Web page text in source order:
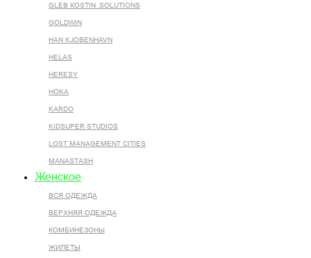
GLEB KOSTIN .SOLUTIONS
GOLDWIN
HAN KJOBENHAVN
HELAS
HERESY
HOKA
KARDO
KIDSUPER STUDIOS
LOST MANAGEMENT CITIES
MANASTASH
Женское
ВСЯ ОДЕЖДА
ВЕРХНЯЯ ОДЕЖДА
КОМБИНЕЗОНЫ
ЖИЛЕТЫ